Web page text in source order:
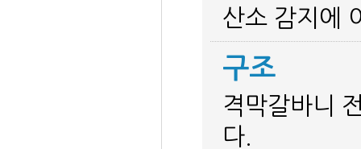
산소 감지에
구조
격막갈바니
다.